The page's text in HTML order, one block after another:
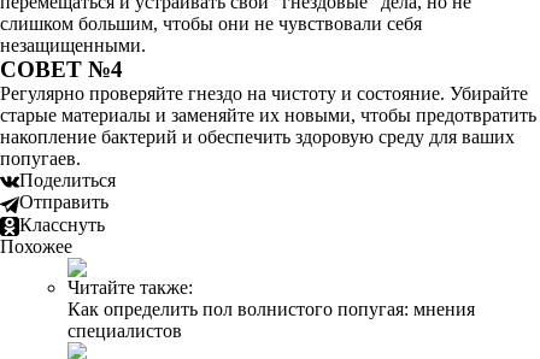
слишком большим, чтобы они не чувствовали себя
незащищенными.
СОВЕТ №4
Регулярно проверяйте гнездо на чистоту и состояние. Убирайте
старые материалы и заменяйте их новыми, чтобы предотвратить
накопление бактерий и обеспечить здоровую среду для ваших
попугаев.
Поделиться
Отправить
Класснуть
Похожее
Читайте также:
Как определить пол волнистого попугая: мнения
специалистов